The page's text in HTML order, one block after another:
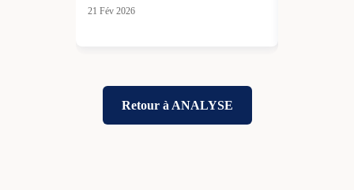
21 Fév 2026
Retour à ANALYSE